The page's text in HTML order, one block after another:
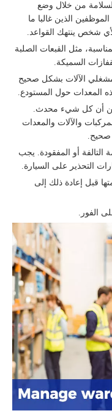
من خلال وضع
الذين غالبا ما
لأي شخص ينتهك القواعد.
مثل القبعات الصلبة
السميكة.
الآلات بشكل صحيح
المعدات حول المستودع.
أن كل شيء محدث.
والآلات والمعدات
صحيح.
التالفة أو المفقودة. يجب
التحذير على السيارة.
قبل إعادة ذلك إلى
الفور.